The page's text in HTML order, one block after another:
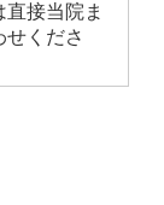
接当院ま
せくださ